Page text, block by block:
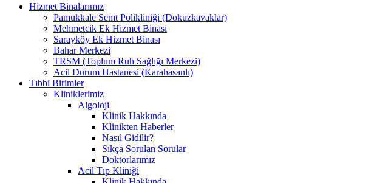
Hizmet Binalarımız
Pamukkale Semt Polikliniği (Dokuzkavaklar)
Mehmetcik Ek Hizmet Binası
Sarayköy Ek Hizmet Binası
Bahar Merkezi
TRSM (Toplum Ruh Sağlığı Merkezi)
Acil Durum Hastanesi (Karahasanlı)
Tıbbi Birimler
Kliniklerimiz
Algoloji
Klinik Hakkında
Klinikten Haberler
Nasıl Gidilir?
Sıkça Sorulan Sorular
Doktorlarımız
Acil Tıp Kliniği